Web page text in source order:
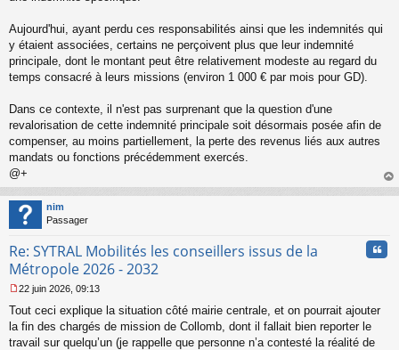
u
Aujourd'hui, ayant perdu ces responsabilités ainsi que les indemnités qui
y étaient associées, certains ne perçoivent plus que leur indemnité
principale, dont le montant peut être relativement modeste au regard du
temps consacré à leurs missions (environ 1 000 € par mois pour GD).
Dans ce contexte, il n'est pas surprenant que la question d'une
revalorisation de cette indemnité principale soit désormais posée afin de
compenser, au moins partiellement, la perte des revenus liés aux autres
mandats ou fonctions précédemment exercés.
@+
au
nim
Passager
Re: SYTRAL Mobilités les conseillers issus de la
Métropole 2026 - 2032
e
s
s
22 juin 2026, 09:13
Tout ceci explique la situation côté mairie centrale, et on pourrait ajouter
la fin des chargés de mission de Collomb, dont il fallait bien reporter le
travail sur quelqu’un (je rappelle que personne n’a contesté la réalité de